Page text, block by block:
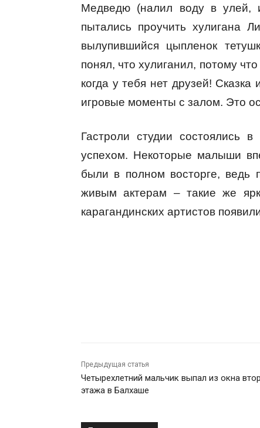
Медведю (налил воду в улей,
пытались проучить хулигана
вылупившийся цыпленок
понял, что хулиганил, потому
когда у тебя нет друзей! Сказка
игровые моменты с залом. Это
Гастроли студии
успехом. Некоторые малыши
были в полном восторге, ведь
живым актерам – такие же
карагандинских артистов
Предыдущая статья
Четырехлетний мальчик выпал из окна
этажа в Балхаше